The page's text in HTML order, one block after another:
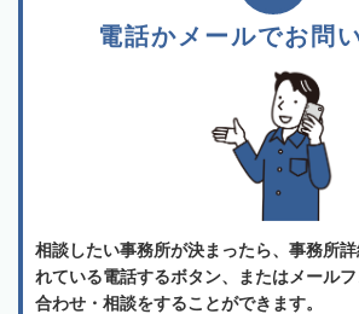
電話かメールでお問
相談したい事務所が決まったら、事務所
れている電話するボタン、またはメール
合わせ・相談をすることができます。